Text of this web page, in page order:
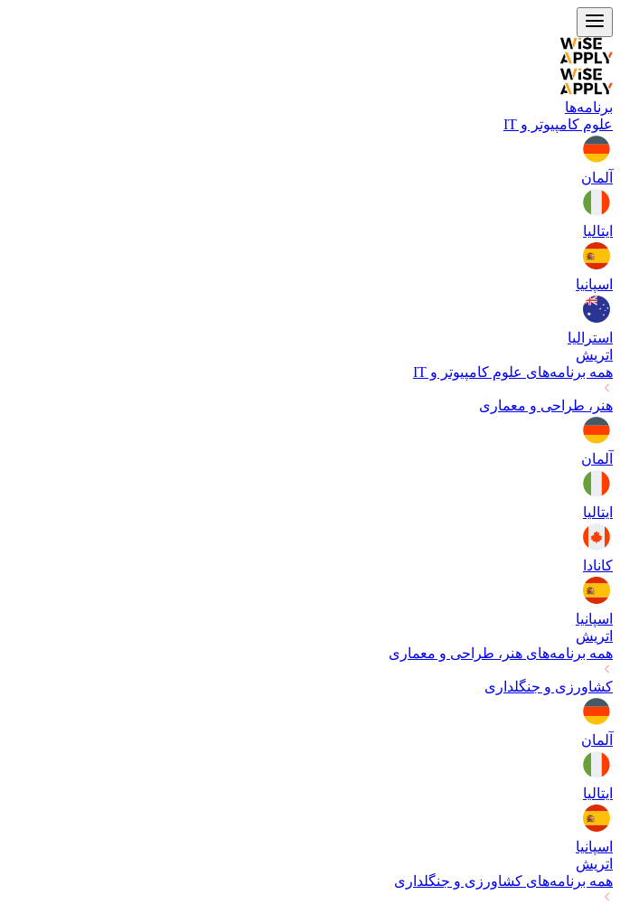
برنامه‌ها
علوم کامپیوتر و IT
آلمان
ایتالیا
اسپانیا
استرالیا
اتریش
همه برنامه‌های علوم کامپیوتر و IT
هنر، طراحی و معماری
آلمان
ایتالیا
کانادا
اسپانیا
اتریش
همه برنامه‌های هنر، طراحی و معماری
کشاورزی و جنگلداری
آلمان
ایتالیا
اسپانیا
اتریش
همه برنامه‌های کشاورزی و جنگلداری